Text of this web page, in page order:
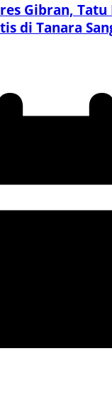
Gibran, Tatu
di Tanara